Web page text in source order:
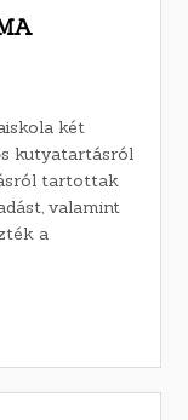
két
kutyatartásról
tartottak
valamint
a